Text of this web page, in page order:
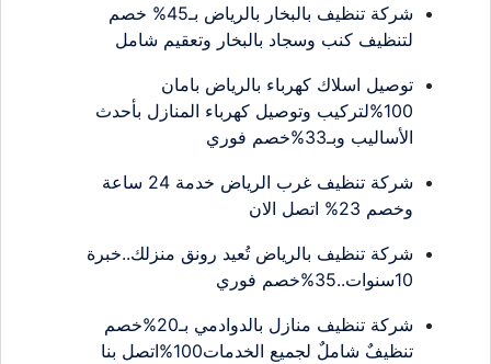
شركة تنظيف بالبخار بالرياض بـ45% خصم
لتنظيف كنب وسجاد بالبخار وتعقيم شامل
توصيل اسلاك كهرباء بالرياض بامان
100%لتركيب وتوصيل كهرباء المنازل بأحدث
الأساليب وبـ33%خصم فوري
شركة تنظيف غرب الرياض خدمة 24 ساعة
وخصم 23% اتصل الان
شركة تنظيف بالرياض تُعيد رونق منزلك..خبرة
10سنوات..35%خصم فوري
شركة تنظيف منازل بالدوادمي بـ20%خصم
تنظيفٌ شاملٌ لجميع الخدمات100%اتصل بنا